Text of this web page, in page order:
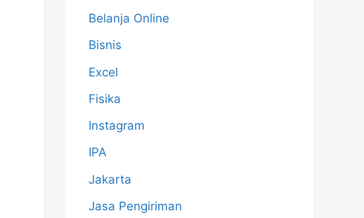
Belanja Online
Bisnis
Excel
Fisika
Instagram
IPA
Jakarta
Jasa Pengiriman